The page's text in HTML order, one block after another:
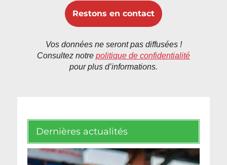
Vos données ne seront pas diffusées !
Consultez notre politique de confidentialité
pour plus d’informations.
Dernières actualités